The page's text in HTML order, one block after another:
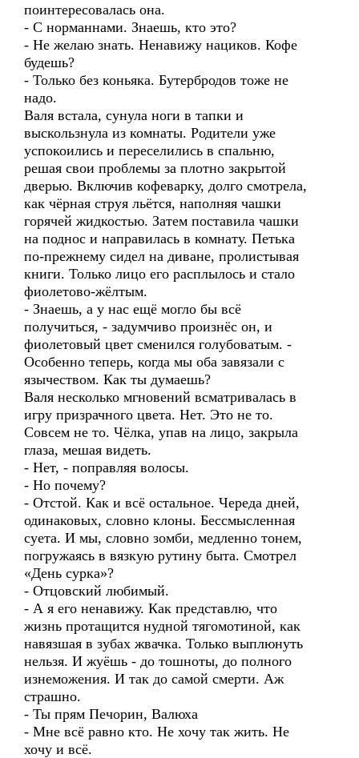
поинтересовалась она.
- С норманнами. Знаешь, кто это?
- Не желаю знать. Ненавижу нациков. Кофе
будешь?
- Только без коньяка. Бутербродов тоже не
надо.
Валя встала, сунула ноги в тапки и
выскользнула из комнаты. Родители уже
успокоились и переселились в спальню,
решая свои проблемы за плотно закрытой
дверью. Включив кофеварку, долго смотрела,
как чёрная струя льётся, наполняя чашки
горячей жидкостью. Затем поставила чашки
на поднос и направилась в комнату. Петька
по-прежнему сидел на диване, пролистывая
книги. Только лицо его расплылось и стало
фиолетово-жёлтым.
- Знаешь, а у нас ещё могло бы всё
получиться, - задумчиво произнёс он, и
фиолетовый цвет сменился голубоватым. -
Особенно теперь, когда мы оба завязали с
язычеством. Как ты думаешь?
Валя несколько мгновений всматривалась в
игру призрачного цвета. Нет. Это не то.
Совсем не то. Чёлка, упав на лицо, закрыла
глаза, мешая видеть.
- Нет, - поправляя волосы.
- Но почему?
- Отстой. Как и всё остальное. Череда дней,
одинаковых, словно клоны. Бессмысленная
суета. И мы, словно зомби, медленно тонем,
погружаясь в вязкую рутину быта. Смотрел
«День сурка»?
- Отцовский любимый.
- А я его ненавижу. Как представлю, что
жизнь протащится нудной тягомотиной, как
навязшая в зубах жвачка. Только выплюнуть
нельзя. И жуёшь - до тошноты, до полного
изнеможения. И так до самой смерти. Аж
страшно.
- Ты прям Печорин, Валюха
- Мне всё равно кто. Не хочу так жить. Не
хочу и всё.